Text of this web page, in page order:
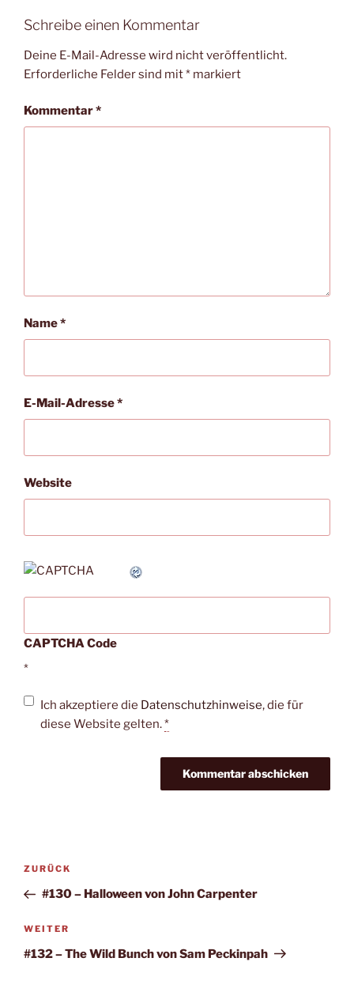
Schreibe einen Kommentar
Deine E-Mail-Adresse wird nicht veröffentlicht.
Erforderliche Felder sind mit* markiert
Kommentar*
Name*
E-Mail-Adresse*
Website
CAPTCHA Code
*
Ich akzeptiere die Datenschutzhinweise, die für
diese Website gelten.*
Beitragsnavigation
Vorheriger
Beitrag
ZURÜCK
#130 – Halloween von John Carpenter
Nächster
Beitrag
WEITER
#132 – The Wild Bunch von Sam Peckinpah